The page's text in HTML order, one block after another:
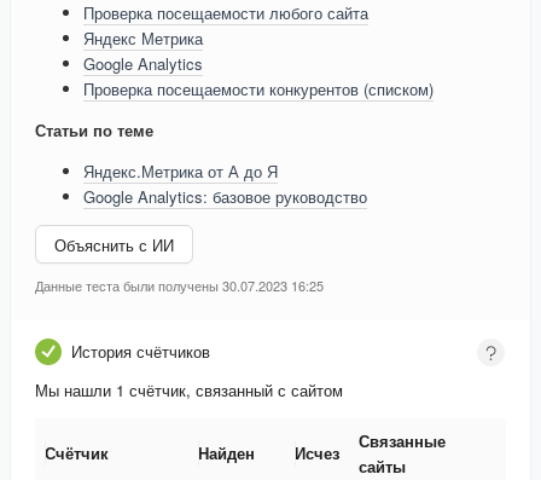
Проверка посещаемости любого сайта
Яндекс Метрика
Google Analytics
Проверка посещаемости конкурентов (списком)
Статьи по теме
Яндекс.Метрика от А до Я
Google Analytics: базовое руководство
Объяснить с ИИ
Данные теста были получены 30.07.2023 16:25
История счётчиков
Мы нашли 1 счётчик, связанный с сайтом
Счётчик Найден Исчез
Связанные
сайты